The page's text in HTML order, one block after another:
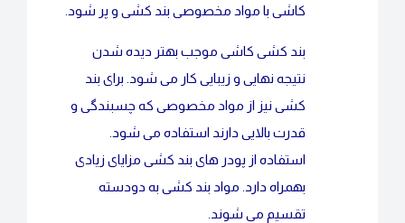
کاشی با مواد مخصوصی بند کشی و پر شود.
بند کشی کاشی موجب بهتر دیده شدن
نتیجه نهایی و زیبایی کار می شود. برای بند
کشی نیز از مواد مخصوصی که چسبندگی و
قدرت بالایی دارند استفاده می شود.
استفاده از پودر های بند کشی مزایای زیادی
بهمراه دارد. مواد بند کشی به دودسته
تقسیم می شوند.